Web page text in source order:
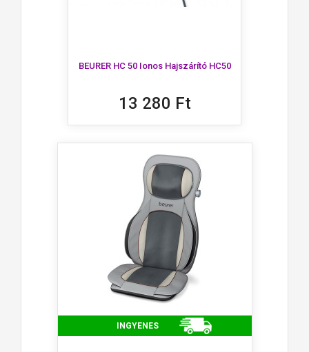
BEURER HC 50 Ionos Hajszárító HC50
13 280 Ft
INGYENES